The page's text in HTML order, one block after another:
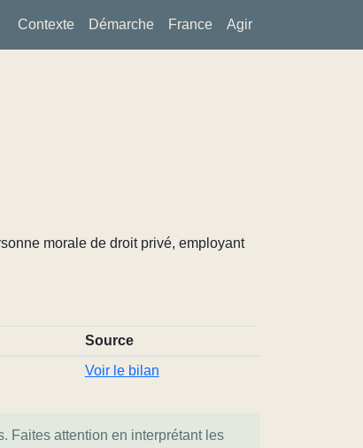
Contexte Démarche France Agir
morale de droit privé, employant
Source
Voir le bilan
Faites attention en interprétant les